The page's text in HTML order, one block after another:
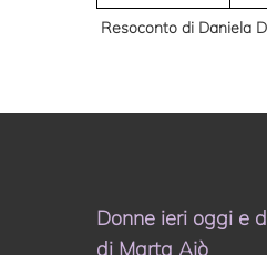
Resoconto di Daniela
Donne ieri oggi e
di Marta Ajò